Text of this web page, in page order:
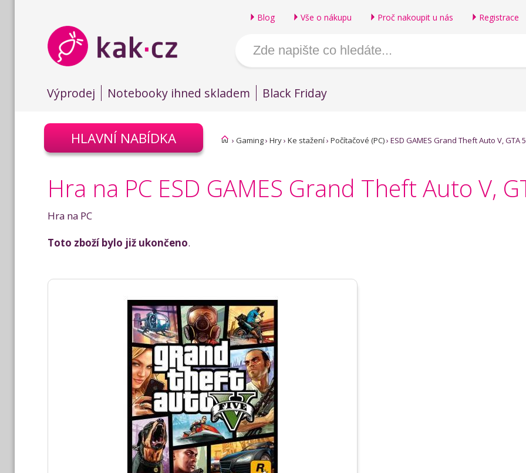
Blog Vše o nákupu Proč nakoupit u nás Registrace
Výprodej Notebooky ihned skladem Black Friday
HLAVNÍ NABÍDKA › Gaming› Hry› Ke stažení› Počítačové (PC)› ESD GAMES Grand Theft Auto V, GTA 5
Hra na PC ESD GAMES Grand Theft Auto V,
Hra na PC
Toto zboží bylo již ukončeno.